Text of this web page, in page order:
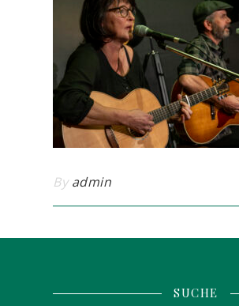
By admin
SUCHE